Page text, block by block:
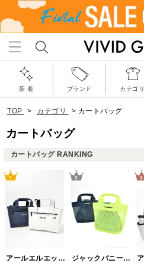
新 着 ブランド カテゴリ
TOP > カテゴリ > カートバッグ
カートバッグ
カートバッグ RANKING
アールエルエックスゴルフ(RLX GOLF) ジャックバニー(Jack Bunny)